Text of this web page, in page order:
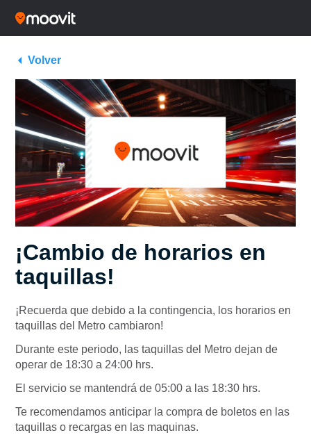
Volver
¡Cambio de horarios en
taquillas!
¡Recuerda que debido a la contingencia, los horarios en
taquillas del Metro cambiaron!
Durante este periodo, las taquillas del Metro dejan de
operar de 18:30 a 24:00 hrs.
El servicio se mantendrá de 05:00 a las 18:30 hrs.
Te recomendamos anticipar la compra de boletos en las
taquillas o recargas en las maquinas.